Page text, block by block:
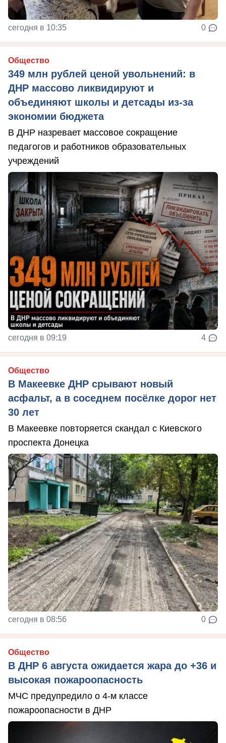
сегодня в 10:35 0
Общество
349 млн рублей ценой увольнений: в
ДНР массово ликвидируют и
объединяют школы и детсады из-за
экономии бюджета
В ДНР назревает массовое сокращение
педагогов и работников образовательных
учреждений
сегодня в 09:19 4
Общество
В Макеевке ДНР срывают новый
асфальт, а в соседнем посёлке дорог нет
30 лет
В Макеевке повторяется скандал с Киевского
проспекта Донецка
сегодня в 08:56 0
Общество
В ДНР 6 августа ожидается жара до +36 и
высокая пожароопасность
МЧС предупредило о 4-м классе
пожароопасности в ДНР